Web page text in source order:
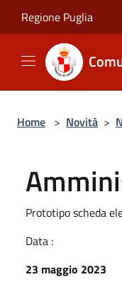
Regione Puglia
Home > Novità >
Prototipo scheda
Data :
23 maggio 2023